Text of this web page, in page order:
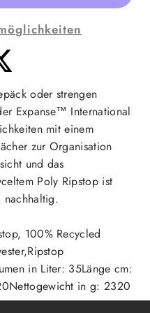
oder strengen
Expanse™ International
mit einem
zur Organisation
und das
Poly Ripstop ist
nachhaltig.
100% Recycled
in Liter: 35Länge cm:
in g: 2320